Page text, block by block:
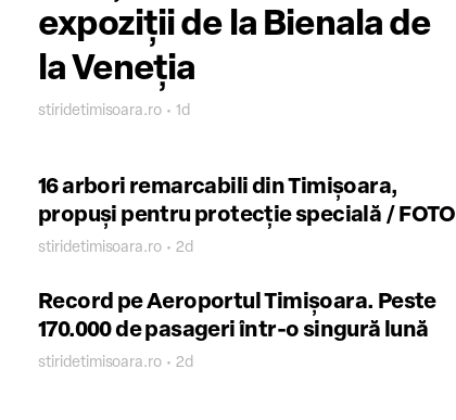
expoziții de la Bienala de
la Veneția
stiridetimisoara.ro • 1d
16 arbori remarcabili din Timișoara,
propuși pentru protecție specială / FOTO
stiridetimisoara.ro • 2d
Record pe Aeroportul Timișoara. Peste
170.000 de pasageri într-o singură lună
stiridetimisoara.ro • 2d